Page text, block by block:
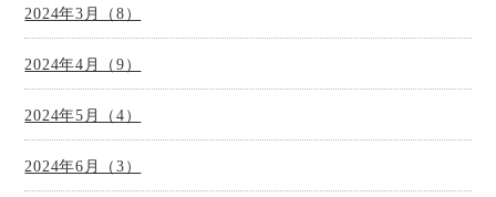
2024年3月（8）
2024年4月（9）
2024年5月（4）
2024年6月（3）